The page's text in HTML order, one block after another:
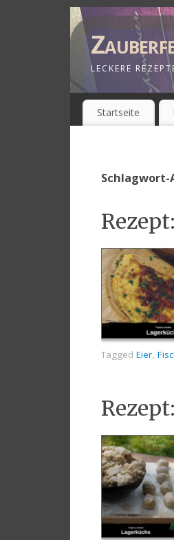
LECKERE
Startseite
Schlagwort-
Tagged Eier,